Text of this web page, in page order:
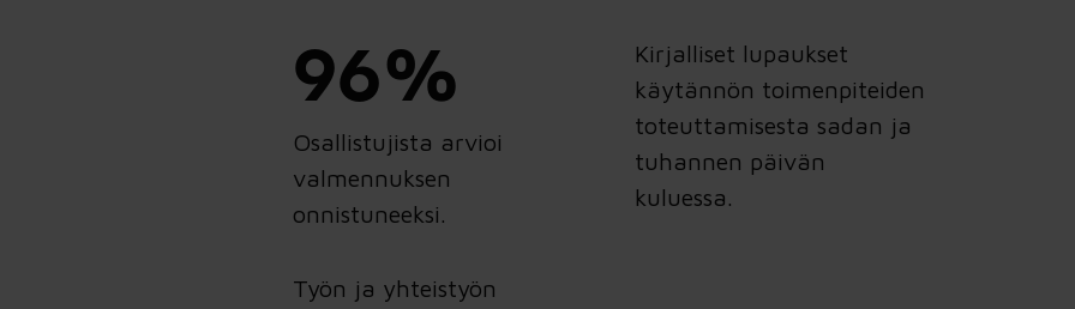
96%
Osallistujista arvioi
valmennuksen
onnistuneeksi.
Kirjalliset lupaukset
käytännön toimenpiteiden
toteuttamisesta sadan ja
tuhannen päivän
kuluessa.
Työn ja yhteistyön